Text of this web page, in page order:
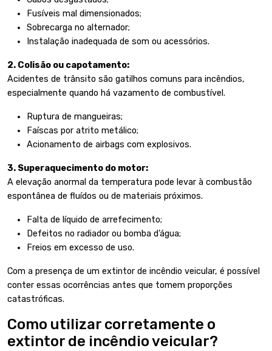
Fusíveis mal dimensionados;
Sobrecarga no alternador;
Instalação inadequada de som ou acessórios.
2. Colisão ou capotamento:
Acidentes de trânsito são gatilhos comuns para incêndios,
especialmente quando há vazamento de combustível.
Ruptura de mangueiras;
Faíscas por atrito metálico;
Acionamento de airbags com explosivos.
3. Superaquecimento do motor:
A elevação anormal da temperatura pode levar à combustão
espontânea de fluídos ou de materiais próximos.
Falta de líquido de arrefecimento;
Defeitos no radiador ou bomba d’água;
Freios em excesso de uso.
Com a presença de um extintor de incêndio veicular, é possível
conter essas ocorrências antes que tomem proporções
catastróficas.
Como utilizar corretamente o
extintor de incêndio veicular?